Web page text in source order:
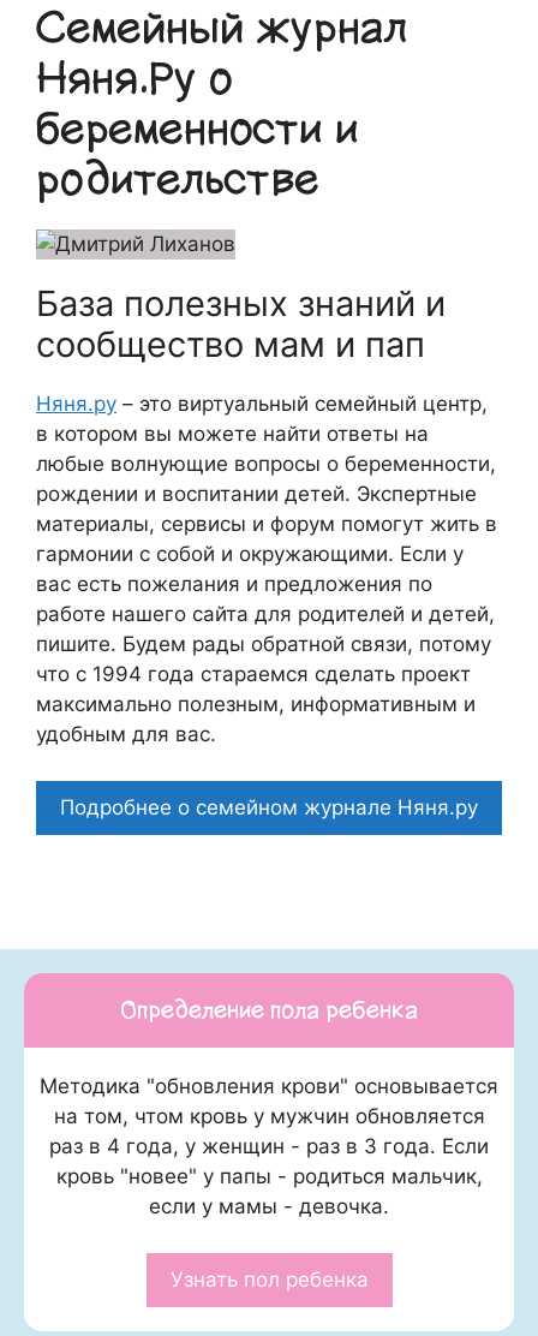
Семейный журнал
Няня.Ру о
беременности и
родительстве
База полезных знаний и
сообщество мам и пап
Няня.ру – это виртуальный семейный центр,
в котором вы можете найти ответы на
любые волнующие вопросы о беременности,
рождении и воспитании детей. Экспертные
материалы, сервисы и форум помогут жить в
гармонии с собой и окружающими. Если у
вас есть пожелания и предложения по
работе нашего сайта для родителей и детей,
пишите. Будем рады обратной связи, потому
что c 1994 года стараемся сделать проект
максимально полезным, информативным и
удобным для вас.
Подробнее о семейном журнале Няня.ру
Определение пола ребенка
Методика "обновления крови" основывается
на том, чтом кровь у мужчин обновляется
раз в 4 года, у женщин - раз в 3 года. Если
кровь "новее" у папы - родиться мальчик,
если у мамы - девочка.
Узнать пол ребенка